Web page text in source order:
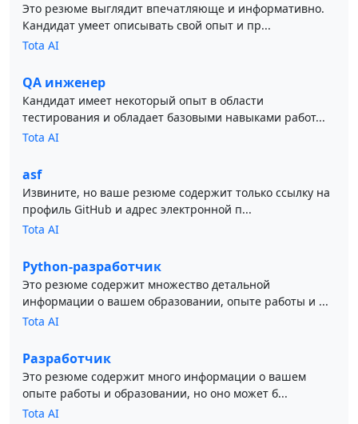
Это резюме выглядит впечатляюще и информативно.
Кандидат умеет описывать свой опыт и пр...
Tota AI
QA инженер
Кандидат имеет некоторый опыт в области
тестирования и обладает базовыми навыками работ...
Tota AI
asf
Извините, но ваше резюме содержит только ссылку на
профиль GitHub и адрес электронной п...
Tota AI
Python-разработчик
Это резюме содержит множество детальной
информации о вашем образовании, опыте работы и ...
Tota AI
Разработчик
Это резюме содержит много информации о вашем
опыте работы и образовании, но оно может б...
Tota AI